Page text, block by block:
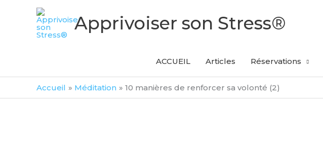
Apprivoiser son Stress®
ACCUEIL Articles Réservations
Accueil Méditation 10 manières de renforcer sa volonté (2)